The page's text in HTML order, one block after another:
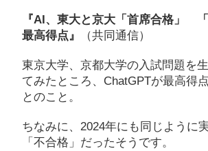
『AI、東大と京大「首席合格」 「
最高得点』
（共同通信）
東京大学、京都大学の入試問題を
てみたところ、ChatGPTが最高得
とのこと。
ちなみに、2024年にも同じように
「不合格」だったそうです。